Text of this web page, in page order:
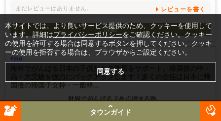
まだレビューはありません。 レビューを書く
詳細
ena
海外でがんばる日本の子供たちの学習をサポート。帰国後の中・
高・大受験を強力にバックアップします！多くの生徒は日本に帰
国後の帰国子女枠・一般枠...
タウンガイド
本サイトでは、より良いサービス提供のため、クッキーを使用して
います。詳細はプライバシーポリシーをご確認ください。クッキー
の使用を許可する場合は同意するボタンを押してください。クッキ
ーの使用を拒否する場合は、ブラウザからご設定ください。